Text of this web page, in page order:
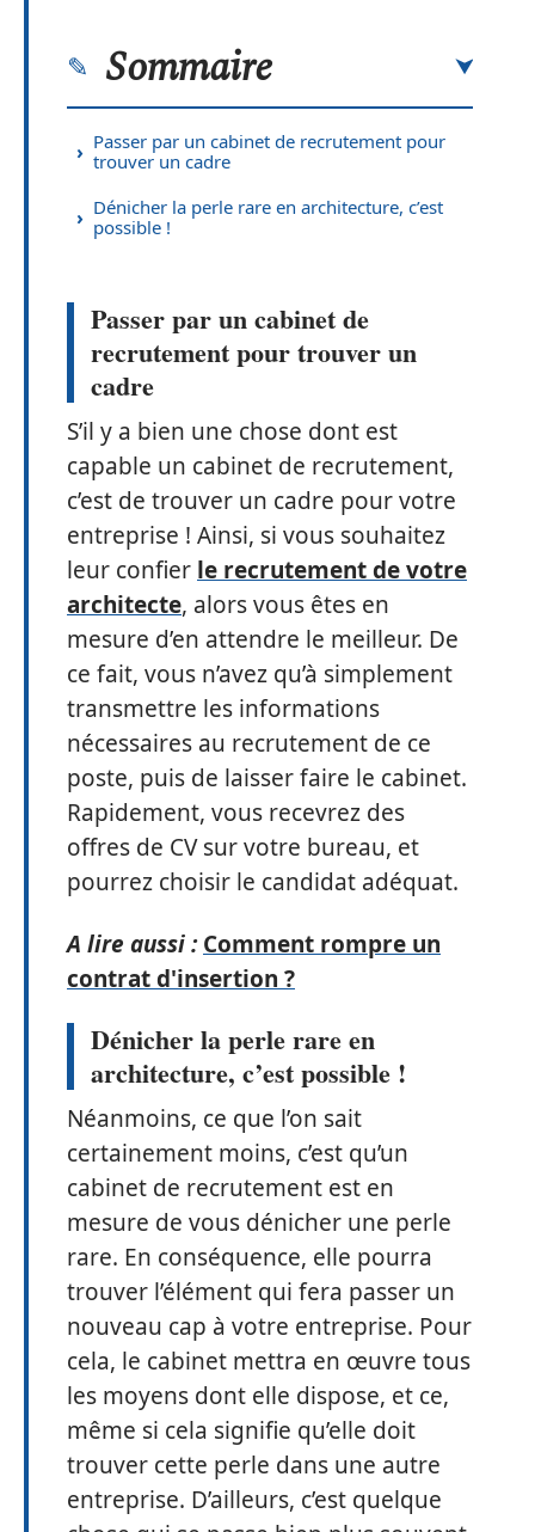
Sommaire
Passer par un cabinet de recrutement pour
trouver un cadre
Dénicher la perle rare en architecture, c’est
possible !
Passer par un cabinet de
recrutement pour trouver un
cadre
S’il y a bien une chose dont est
capable un cabinet de recrutement,
c’est de trouver un cadre pour votre
entreprise ! Ainsi, si vous souhaitez
leur confier le recrutement de votre
architecte, alors vous êtes en
mesure d’en attendre le meilleur. De
ce fait, vous n’avez qu’à simplement
transmettre les informations
nécessaires au recrutement de ce
poste, puis de laisser faire le cabinet.
Rapidement, vous recevrez des
offres de CV sur votre bureau, et
pourrez choisir le candidat adéquat.
A lire aussi : Comment rompre un
contrat d'insertion ?
Dénicher la perle rare en
architecture, c’est possible !
Néanmoins, ce que l’on sait
certainement moins, c’est qu’un
cabinet de recrutement est en
mesure de vous dénicher une perle
rare. En conséquence, elle pourra
trouver l’élément qui fera passer un
nouveau cap à votre entreprise. Pour
cela, le cabinet mettra en œuvre tous
les moyens dont elle dispose, et ce,
même si cela signifie qu’elle doit
trouver cette perle dans une autre
entreprise. D’ailleurs, c’est quelque